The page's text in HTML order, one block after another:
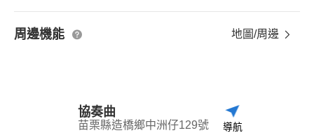
周邊機能 地圖/周邊
協奏曲
苗栗縣造橋鄉中洲仔129號 導航